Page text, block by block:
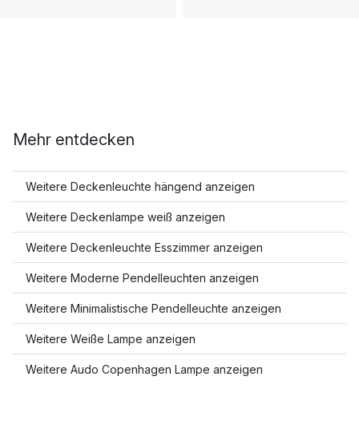
Mehr entdecken
Weitere Deckenleuchte hängend anzeigen
Weitere Deckenlampe weiß anzeigen
Weitere Deckenleuchte Esszimmer anzeigen
Weitere Moderne Pendelleuchten anzeigen
Weitere Minimalistische Pendelleuchte anzeigen
Weitere Weiße Lampe anzeigen
Weitere Audo Copenhagen Lampe anzeigen